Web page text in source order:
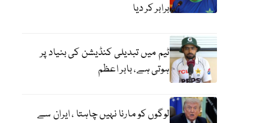
برابر کر دیا
ٹیم میں تبدیلی کنڈیشن کی بنیاد پر
ہوتی ہے، بابر اعظم
لوگوں کو مارنا نہیں چاہتا ، ایران سے